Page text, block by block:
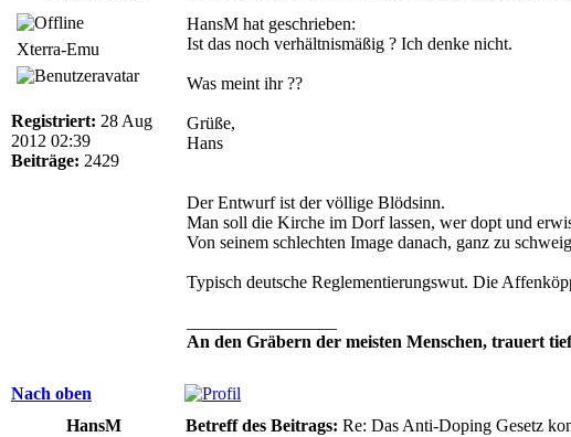
Xterra-Emu
Registriert: 28 Aug
2012 02:39
Beiträge: 2429
HansM hat geschrieben:
Ist das noch verhältnismäßig ? Ich denke nicht.
Was meint ihr ??
Grüße,
Hans
Der Entwurf ist der völlige Blödsinn.
Man soll die Kirche im Dorf lassen, wer dopt und
Von seinem schlechten Image danach, ganz zu
Typisch deutsche Reglementierungswut. Die
An den Gräbern der meisten Menschen, trauert
Nach oben
HansM
Betreff des Beitrags: Re: Das Anti-Doping Gesetz